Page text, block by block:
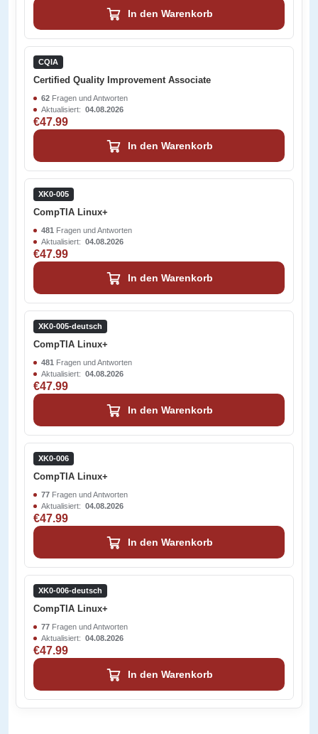
In den Warenkorb
CQIA
Certified Quality Improvement Associate
62 Fragen und Antworten
Aktualisiert: 04.08.2026
€47.99
In den Warenkorb
XK0-005
CompTIA Linux+
481 Fragen und Antworten
Aktualisiert: 04.08.2026
€47.99
In den Warenkorb
XK0-005-deutsch
CompTIA Linux+
481 Fragen und Antworten
Aktualisiert: 04.08.2026
€47.99
In den Warenkorb
XK0-006
CompTIA Linux+
77 Fragen und Antworten
Aktualisiert: 04.08.2026
€47.99
In den Warenkorb
XK0-006-deutsch
CompTIA Linux+
77 Fragen und Antworten
Aktualisiert: 04.08.2026
€47.99
In den Warenkorb